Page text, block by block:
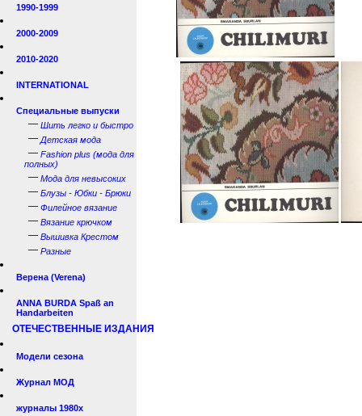
1990-1999
2000-2009
2010-2020
INTERNATIONAL
Специальные выпуски
— Шить легко и быстро
— Детская мода
— Fashion plus (мода для
полных)
— Мода для невысоких
— Блузы - Юбки - Брюки
— Филейное вязание
— Вязание крючком
— Вышивка Крестом
— Разные
Верена (Verena)
ANNA BURDA Spaß an
Handarbeiten
ОТЕЧЕСТВЕННЫЕ ИЗДАНИЯ
Модели сезона
Журнал МОД
журналы 1980х